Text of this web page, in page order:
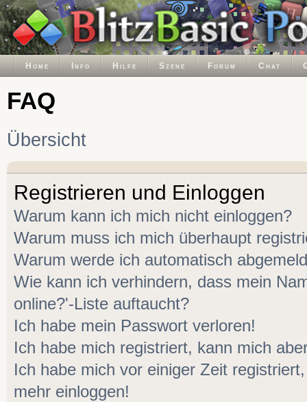
Home Info Hilfe Szene Forum Chat
FAQ
Übersicht
Registrieren und Einloggen
Warum kann ich mich nicht einloggen?
Warum muss ich mich überhaupt
Warum werde ich automatisch
Wie kann ich verhindern, dass mein
online?'-Liste auftaucht?
Ich habe mein Passwort verloren!
Ich habe mich registriert, kann mich
Ich habe mich vor einiger Zeit
mehr einloggen!